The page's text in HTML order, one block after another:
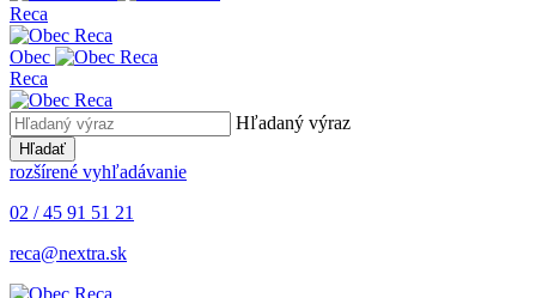
Reca
Obec
Reca
Hľadaný výraz
Hľadať
rozšírené vyhľadávanie
02 / 45 91 51 21
reca@nextra.sk